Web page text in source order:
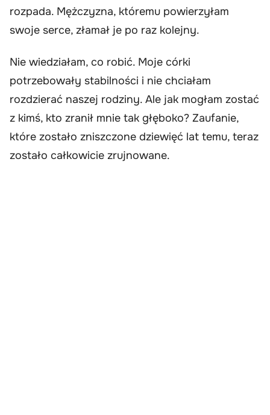
rozpada. Mężczyzna, któremu powierzyłam
swoje serce, złamał je po raz kolejny.
Nie wiedziałam, co robić. Moje córki
potrzebowały stabilności i nie chciałam
rozdzierać naszej rodziny. Ale jak mogłam zostać
z kimś, kto zranił mnie tak głęboko? Zaufanie,
które zostało zniszczone dziewięć lat temu, teraz
zostało całkowicie zrujnowane.